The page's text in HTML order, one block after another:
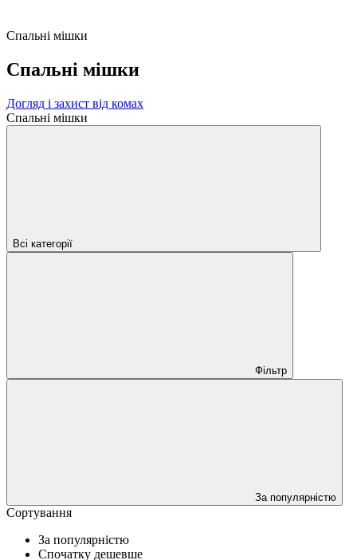
Спальні мішки
Спальні мішки
Догляд і захист від комах
Спальні мішки
Всі категорії
Фільтр
За популярністю
Сортування
За популярністю
Спочатку дешевше